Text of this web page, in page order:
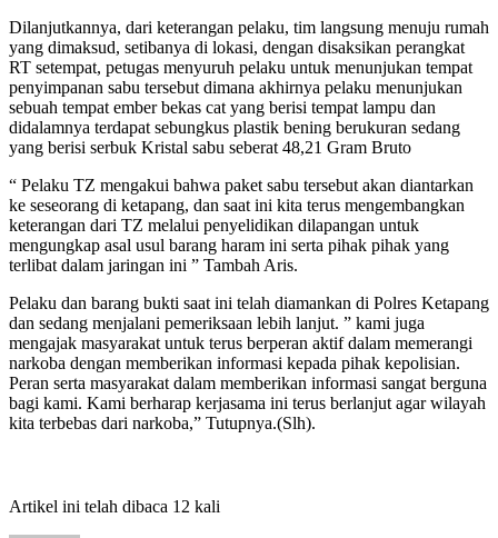
Dilanjutkannya, dari keterangan pelaku, tim langsung menuju rumah
yang dimaksud, setibanya di lokasi, dengan disaksikan perangkat
RT setempat, petugas menyuruh pelaku untuk menunjukan tempat
penyimpanan sabu tersebut dimana akhirnya pelaku menunjukan
sebuah tempat ember bekas cat yang berisi tempat lampu dan
didalamnya terdapat sebungkus plastik bening berukuran sedang
yang berisi serbuk Kristal sabu seberat 48,21 Gram Bruto
“ Pelaku TZ mengakui bahwa paket sabu tersebut akan diantarkan
ke seseorang di ketapang, dan saat ini kita terus mengembangkan
keterangan dari TZ melalui penyelidikan dilapangan untuk
mengungkap asal usul barang haram ini serta pihak pihak yang
terlibat dalam jaringan ini ” Tambah Aris.
Pelaku dan barang bukti saat ini telah diamankan di Polres Ketapang
dan sedang menjalani pemeriksaan lebih lanjut. ” kami juga
mengajak masyarakat untuk terus berperan aktif dalam memerangi
narkoba dengan memberikan informasi kepada pihak kepolisian.
Peran serta masyarakat dalam memberikan informasi sangat berguna
bagi kami. Kami berharap kerjasama ini terus berlanjut agar wilayah
kita terbebas dari narkoba,” Tutupnya.(Slh).
Artikel ini telah dibaca 12 kali